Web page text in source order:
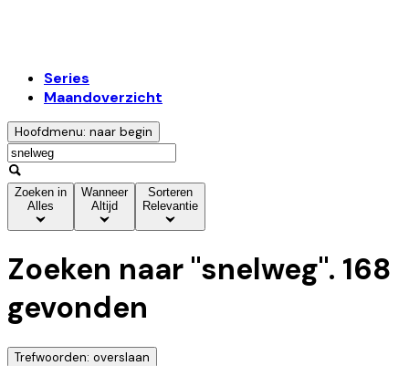
Series
Maandoverzicht
Hoofdmenu: naar begin
Zoeken in
Alles
Wanneer
Altijd
Sorteren
Relevantie
Zoeken naar "snelweg". 168
gevonden
Trefwoorden: overslaan